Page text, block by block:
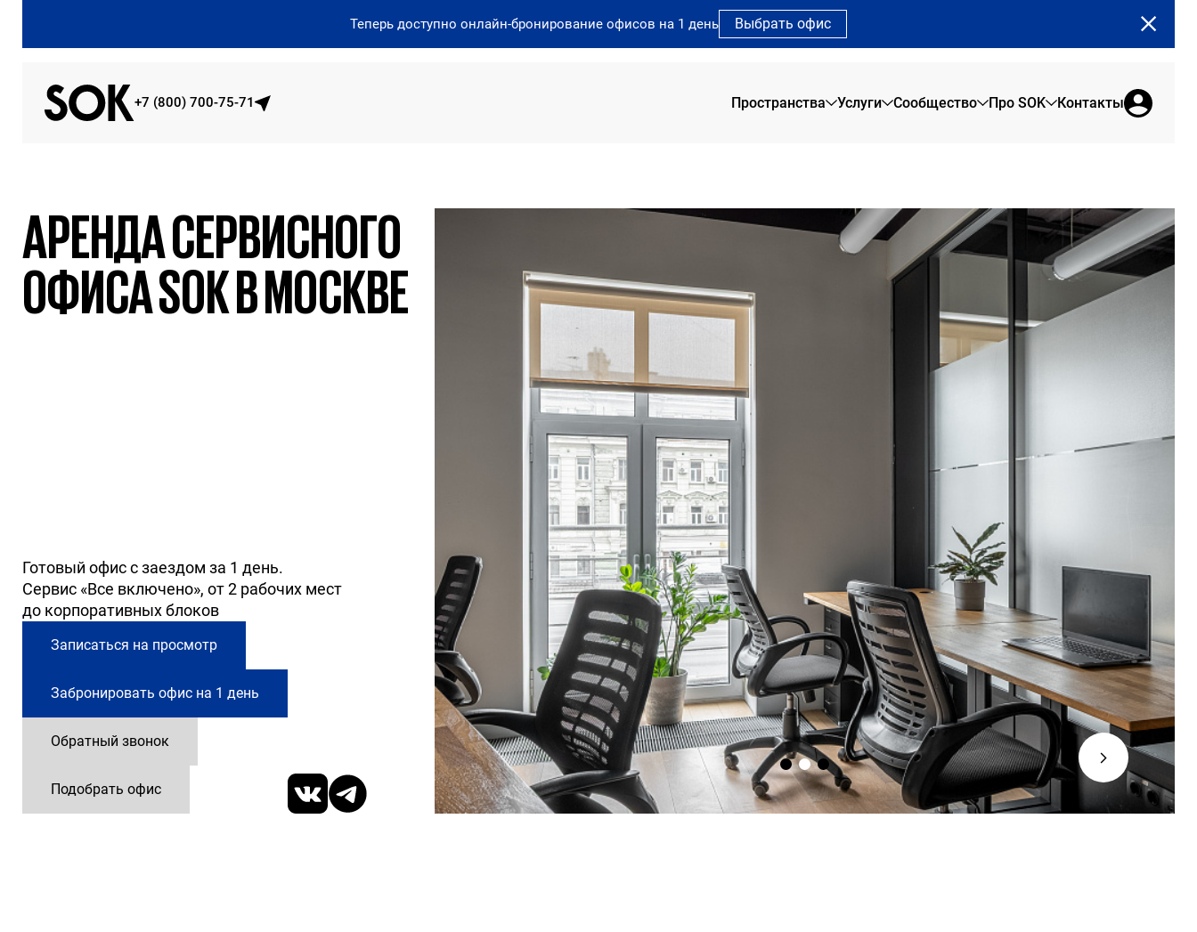
Теперь доступно онлайн-бронирование офисов на 1 день Выбрать офис
+7 (800) 700-75-71 Пространства
SOK Сады Пекина
SOK Рыбаков Тауэр
Услуги
Сервисные офисы
Офис на 1 день
Коворкинг
Переговорные
Мероприятия SOK
Сообщество
Сообщество SOK
Программа лояльности
Сотрудникам
Про SOK
Брендовая продукция
Отзывы резидентов
Новости SOK
Журнал SOK
Контакты
АРЕНДА СЕРВИСНОГО
ОФИСА SOK В МОСКВЕ
Готовый офис с заездом за 1 день.
Сервис «Все включено», от 2 рабочих мест
до корпоративных блоков
Записаться на просмотр
Забронировать офис на 1 день
Обратный звонок
Подобрать офис